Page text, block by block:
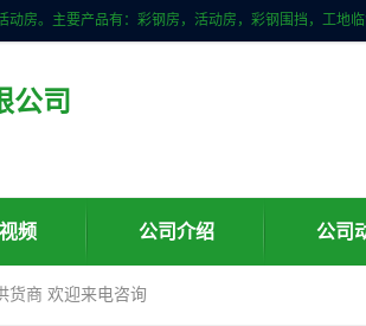
公司
频 公司介绍 公司
货商 欢迎来电咨询